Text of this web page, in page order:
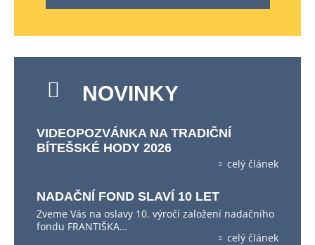
NOVINKY
VIDEOPOZVÁNKA NA TRADIČNÍ
BÍTEŠSKÉ HODY 2026
celý článek
NADAČNÍ FOND SLAVÍ 10 LET
Zveme Vás na oslavy 10. výročí založení nadačního
fondu FRANTIŠKA…
celý článek